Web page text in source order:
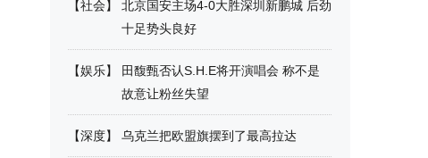
【社会】
北京国安主场4-0大胜深圳新鹏城 后劲
十足势头良好
【娱乐】
田馥甄否认S.H.E将开演唱会 称不是
故意让粉丝失望
【深度】 乌克兰把欧盟旗摆到了最高拉达